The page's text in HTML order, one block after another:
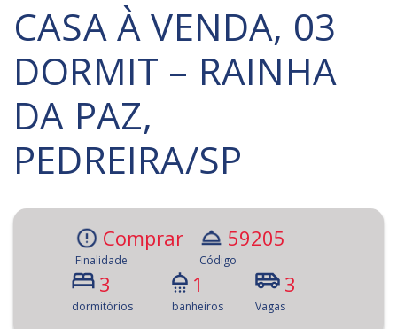
CASA À VENDA, 03
DORMIT – RAINHA
DA PAZ,
PEDREIRA/SP
Comprar
Finalidade
59205
Código
3
dormitórios
1
banheiros
3
Vagas